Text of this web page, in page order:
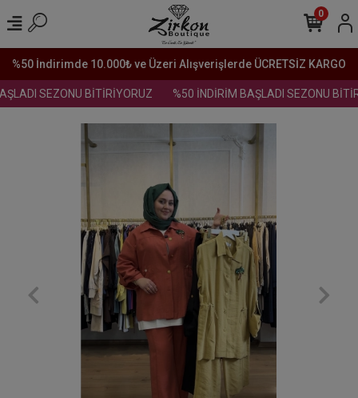
%50 İndirimde 10.000₺ ve Üzeri Alışverişlerde ÜCRETSİZ KARGO
SEZONU BİTİRİYORUZ %50 İNDİRİM BAŞLADI SEZONU
0